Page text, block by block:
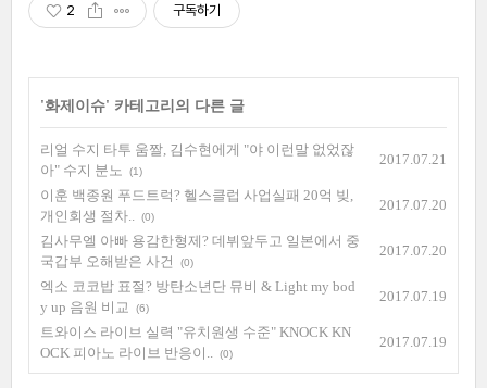
2 구독하기
'화제이슈' 카테고리의 다른 글
리얼 수지 타투 움짤, 김수현에게 "야 이런말 없었잖
아" 수지 분노
(1)
2017.07.21
이훈 백종원 푸드트럭? 헬스클럽 사업실패 20억 빚,
개인회생 절차..
(0)
2017.07.20
김사무엘 아빠 용감한형제? 데뷔앞두고 일본에서 중
국갑부 오해받은 사건
(0)
2017.07.20
엑소 코코밥 표절? 방탄소년단 뮤비 & Light my bod
y up 음원 비교
(6)
2017.07.19
트와이스 라이브 실력 "유치원생 수준" KNOCK KN
OCK 피아노 라이브 반응이..
(0)
2017.07.19